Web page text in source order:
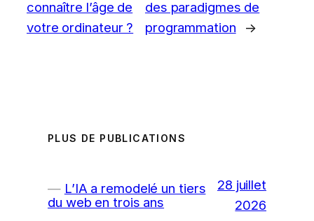
connaître l’âge de
votre ordinateur ?
des paradigmes de
programmation
→
PLUS DE PUBLICATIONS
L’IA a remodelé un tiers
du web en trois ans
28 juillet
2026